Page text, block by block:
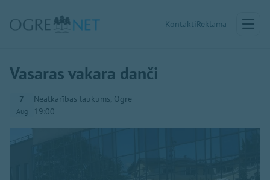
KontaktiReklāma
Vasaras vakara danči
7
Aug
Neatkarības laukums, Ogre
19:00